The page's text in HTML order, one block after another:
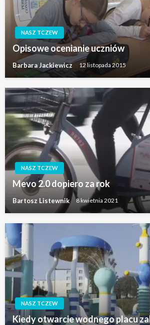
NASZ TCZEW
Opisowe ocenianie uczniów
Barbara Jackiewicz 12 listopada 2015
NASZ TCZEW
Mevo 2.0 dopiero za rok
Bartosz Listewnik 8 kwietnia 2021
NASZ TCZEW
Kiedy otwarcie wodnego placu